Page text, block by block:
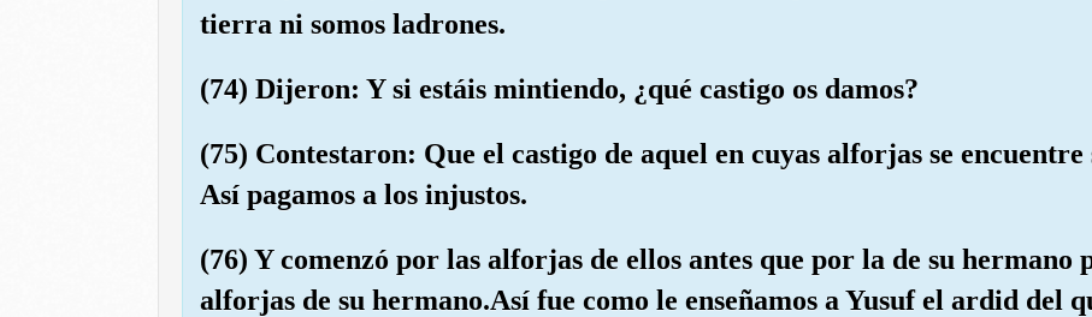
tierra ni somos ladrones.
(74) Dijeron: Y si estáis mintiendo, ¿qué castigo os damos?
(75) Contestaron: Que el castigo de aquel en cuyas alforjas se encuentre
Así pagamos a los injustos.
(76) Y comenzó por las alforjas de ellos antes que por la de su hermano
alforjas de su hermano.Así fue como le enseñamos a Yusuf el ardid del